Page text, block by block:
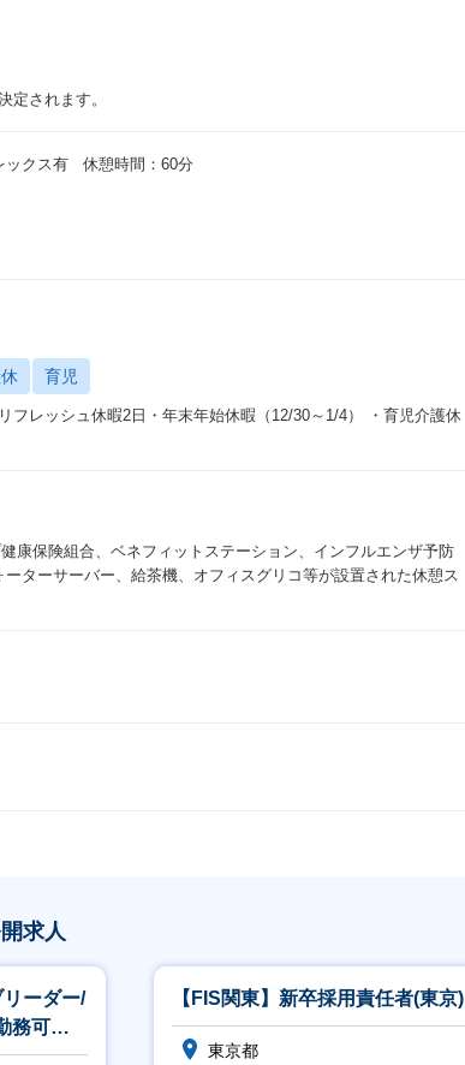
定されます。
ックス有 休憩時間：60分
育児
フレッシュ休暇2日・年末年始休暇（12/30～1/4） ・育児介護休
康保険組合、ベネフィットステーション、インフルエンザ予防
ターサーバー、給茶機、オフィスグリコ等が設置された休憩ス
求人
リーダー/
務可
【FIS関東】新卒採用責任者(東京)
東京都